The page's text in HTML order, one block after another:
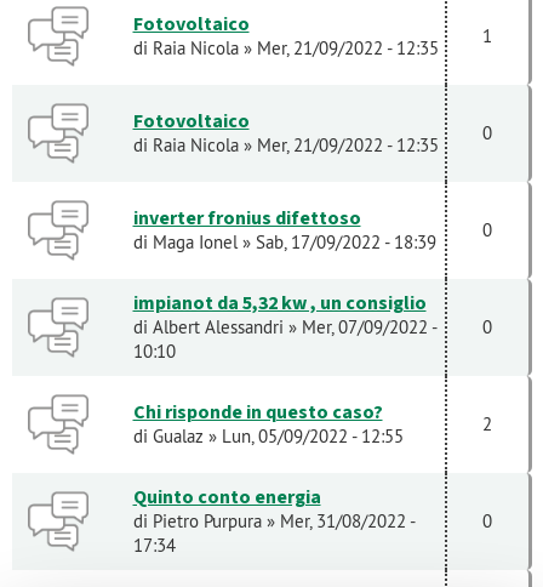
Fotovoltaico
di Raia Nicola» Mer, 21/09/2022 - 12:35
1
Fotovoltaico
di Raia Nicola» Mer, 21/09/2022 - 12:35
0
inverter fronius difettoso
di Maga Ionel» Sab, 17/09/2022 - 18:39
0
impianot da 5,32 kw , un consiglio
di Albert Alessandri » Mer, 07/09/2022 -
10:10
0
Chi risponde in questo caso?
di Gualaz » Lun, 05/09/2022 - 12:55
2
Quinto conto energia
di Pietro Purpura» Mer, 31/08/2022 -
17:34
0